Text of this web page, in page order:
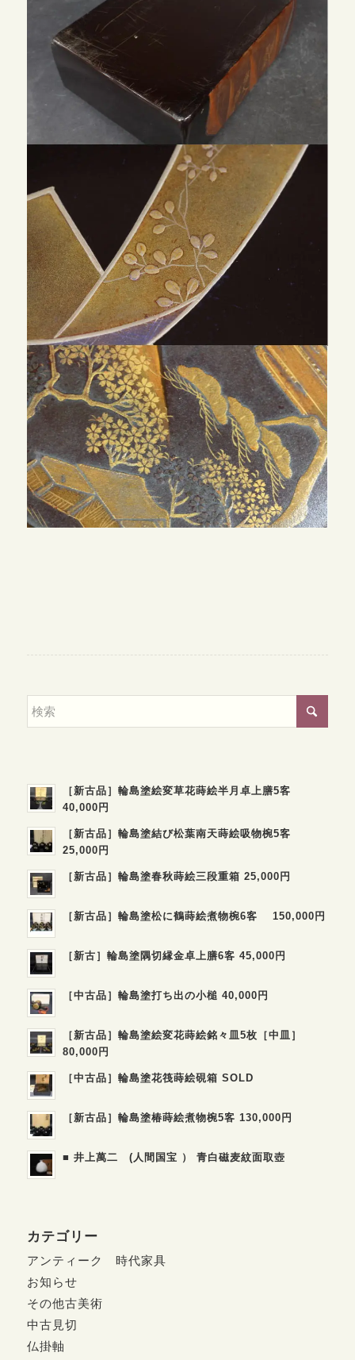
［新古品］輪島塗絵変草花蒔絵半月卓上膳5客
40,000円
［新古品］輪島塗結び松葉南天蒔絵吸物椀5客
25,000円
［新古品］輪島塗春秋蒔絵三段重箱 25,000円
［新古品］輪島塗松に鶴蒔絵煮物椀6客 150,000円
［新古］輪島塗隅切縁金卓上膳6客 45,000円
［中古品］輪島塗打ち出の小槌 40,000円
［新古品］輪島塗絵変花蒔絵銘々皿5枚［中皿］
80,000円
［中古品］輪島塗花筏蒔絵硯箱 SOLD
［新古品］輪島塗椿蒔絵煮物椀5客 130,000円
■ 井上萬二 (人間国宝 ） 青白磁麦紋面取壺
カテゴリー
アンティーク 時代家具
お知らせ
その他古美術
中古見切
仏掛軸